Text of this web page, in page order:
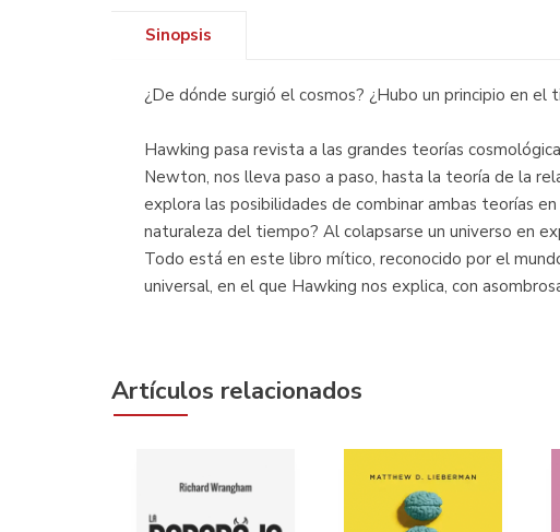
Sinopsis
¿De dónde surgió el cosmos? ¿Hubo un principio en
Hawking pasa revista a las grandes teorías
Newton, nos lleva paso a paso, hasta la teoría de la
explora las posibilidades de combinar ambas teorías
naturaleza del tiempo? Al colapsarse un universo en
Todo está en este libro mítico, reconocido por el
universal, en el que Hawking nos explica, con
Artículos relacionados